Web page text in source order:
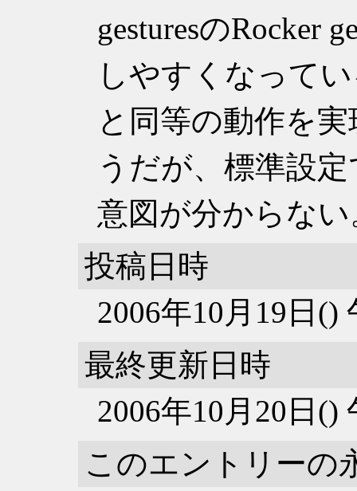
gesturesのRocker
しやすくなって
と同等の動作を
うだが、標準設
意図が分からない
投稿日時
2006年10月19日()
最終更新日時
2006年10月20日()
このエントリーの